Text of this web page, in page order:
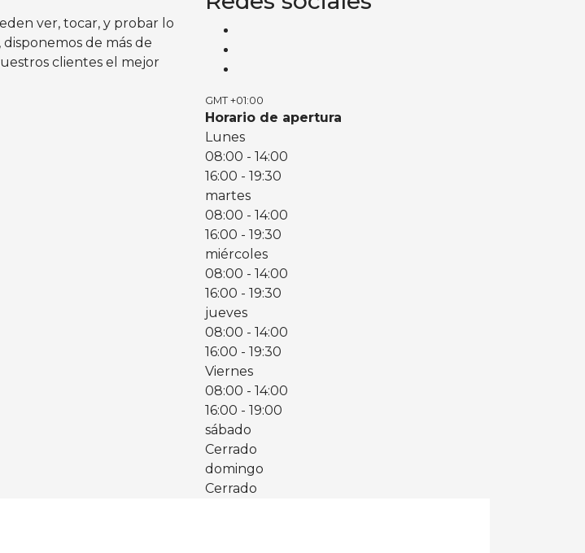
ver, tocar, y probar lo
de más de
clientes el mejor
GMT +01:00
Horario de apertura
Lunes
08:00 - 14:00
16:00 - 19:30
martes
08:00 - 14:00
16:00 - 19:30
miércoles
08:00 - 14:00
16:00 - 19:30
jueves
08:00 - 14:00
16:00 - 19:30
Viernes
08:00 - 14:00
16:00 - 19:00
sábado
Cerrado
domingo
Cerrado